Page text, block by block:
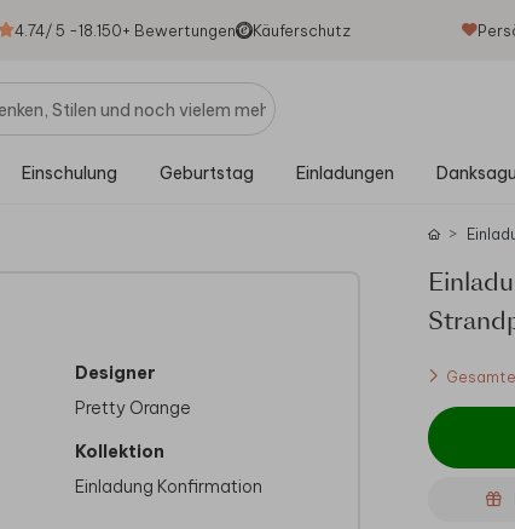
4.74/ 5 -18.150+ Bewertungen Käuferschutz
Einschulung Geburtstag Einladungen
Designer
Pretty Orange
Kollektion
Einladung Konfirmation